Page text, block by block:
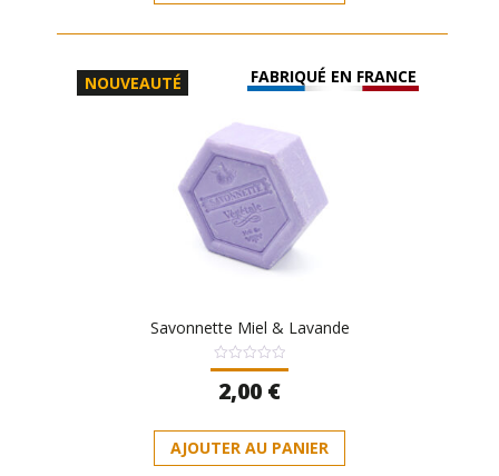
NOUVEAUTÉ FABRIQUÉ EN FRANCE
Savonnette Miel & Lavande
Note
0
sur
2,00 €
AJOUTER AU PANIER